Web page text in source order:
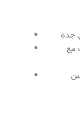
جدة
مع